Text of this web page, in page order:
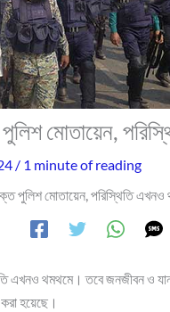
মোতায়েন,
/ 1 minute of reading
পুলিশ মোতায়েন, পরিস্থিতি এখনও
এখনও থমথমে। তবে জনজীবন ও
হয়েছে।